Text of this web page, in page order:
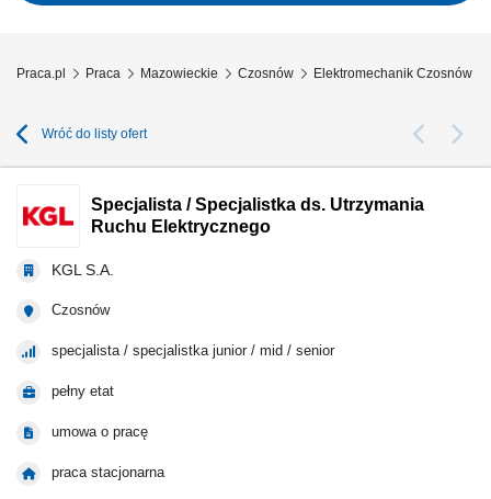
utrzymaniu wymaganych parametrów...
Praca.pl Praca Mazowieckie Czosnów Elektromechanik Czosnów
Wróć do listy ofert
Specjalista / Specjalistka ds. Utrzymania
Ruchu Elektrycznego
KGL S.A.
Czosnów
specjalista / specjalistka junior / mid / senior
pełny etat
umowa o pracę
praca stacjonarna